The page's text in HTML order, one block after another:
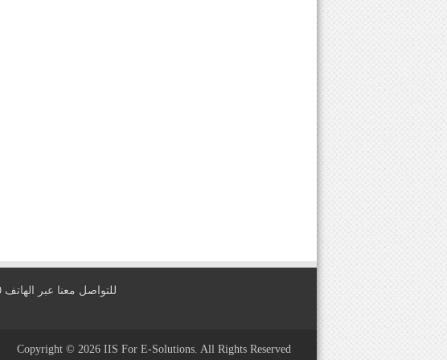
للتواصل معنا عبر الهاتف 0096170950660 او عبر البريد الالكتروني
Copyright © 2026 IIS For E-Solutions. All Rights Reserved